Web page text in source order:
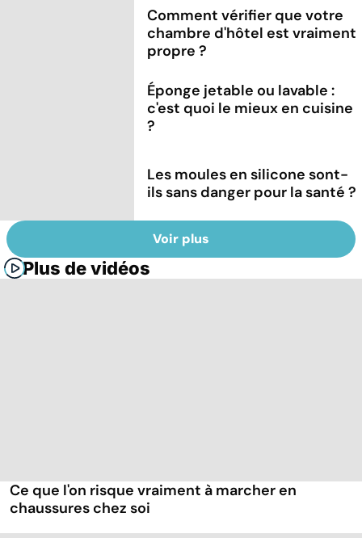
Comment vérifier que votre
chambre d'hôtel est vraiment
propre ?
Éponge jetable ou lavable :
c'est quoi le mieux en cuisine
?
Les moules en silicone sont-
ils sans danger pour la santé ?
Voir plus
Plus de vidéos
Ce que l'on risque vraiment à marcher en
chaussures chez soi